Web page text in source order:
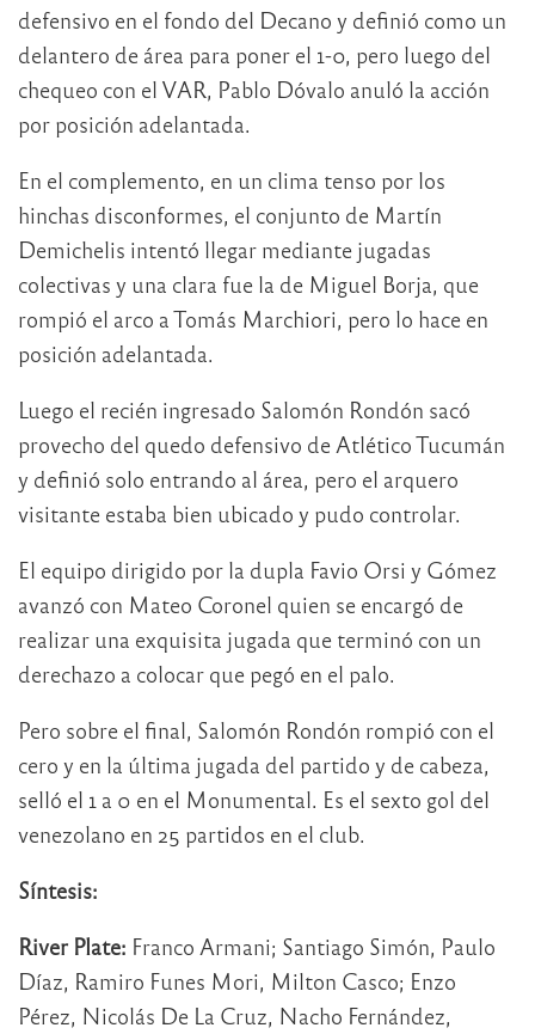
defensivo en el fondo del Decano y definió como un
delantero de área para poner el 1-0, pero luego del
chequeo con el VAR, Pablo Dóvalo anuló la acción
por posición adelantada.
En el complemento, en un clima tenso por los
hinchas disconformes, el conjunto de Martín
Demichelis intentó llegar mediante jugadas
colectivas y una clara fue la de Miguel Borja, que
rompió el arco a Tomás Marchiori, pero lo hace en
posición adelantada.
Luego el recién ingresado Salomón Rondón sacó
provecho del quedo defensivo de Atlético Tucumán
y definió solo entrando al área, pero el arquero
visitante estaba bien ubicado y pudo controlar.
El equipo dirigido por la dupla Favio Orsi y Gómez
avanzó con Mateo Coronel quien se encargó de
realizar una exquisita jugada que terminó con un
derechazo a colocar que pegó en el palo.
Pero sobre el final, Salomón Rondón rompió con el
cero y en la última jugada del partido y de cabeza,
selló el 1 a 0 en el Monumental. Es el sexto gol del
venezolano en 25 partidos en el club.
Síntesis:
River Plate: Franco Armani; Santiago Simón, Paulo
Díaz, Ramiro Funes Mori, Milton Casco; Enzo
Pérez, Nicolás De La Cruz, Nacho Fernández,